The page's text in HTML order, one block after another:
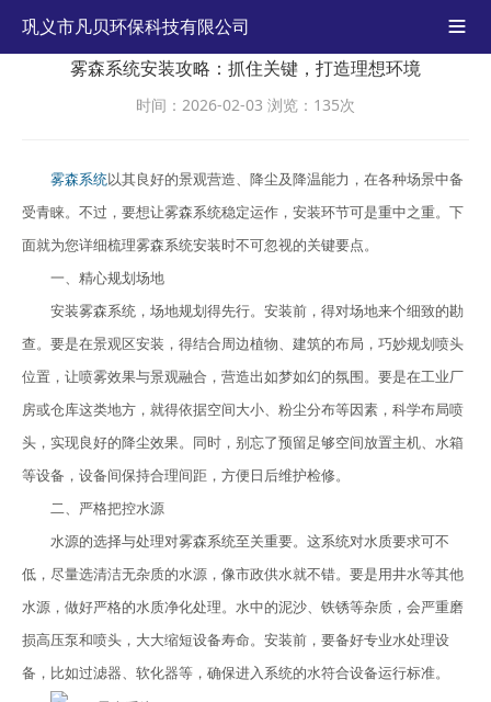
巩义市凡贝环保科技有限公司

雾森系统安装攻略：抓住关键，打造理想环境
时间：2026-02-03 浏览：135次
雾森系统以其良好的景观营造、降尘及降温能力，在各种场景中备
受青睐。不过，要想让雾森系统稳定运作，安装环节可是重中之重。下
面就为您详细梳理雾森系统安装时不可忽视的关键要点。
一、精心规划场地
安装雾森系统，场地规划得先行。安装前，得对场地来个细致的勘
查。要是在景观区安装，得结合周边植物、建筑的布局，巧妙规划喷头
位置，让喷雾效果与景观融合，营造出如梦如幻的氛围。要是在工业厂
房或仓库这类地方，就得依据空间大小、粉尘分布等因素，科学布局喷
头，实现良好的降尘效果。同时，别忘了预留足够空间放置主机、水箱
等设备，设备间保持合理间距，方便日后维护检修。
二、严格把控水源
水源的选择与处理对雾森系统至关重要。这系统对水质要求可不
低，尽量选清洁无杂质的水源，像市政供水就不错。要是用井水等其他
水源，做好严格的水质净化处理。水中的泥沙、铁锈等杂质，会严重磨
损高压泵和喷头，大大缩短设备寿命。安装前，要备好专业水处理设
备，比如过滤器、软化器等，确保进入系统的水符合设备运行标准。